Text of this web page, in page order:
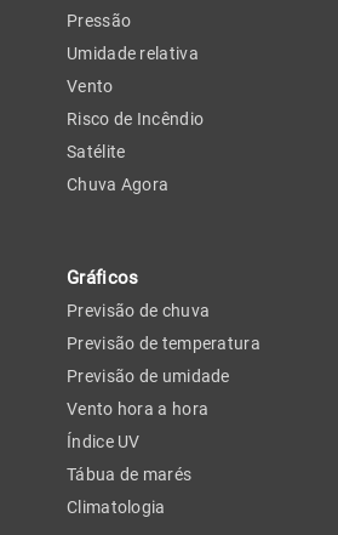
Pressão
Umidade relativa
Vento
Risco de Incêndio
Satélite
Chuva Agora
Gráficos
Previsão de chuva
Previsão de temperatura
Previsão de umidade
Vento hora a hora
Índice UV
Tábua de marés
Climatologia